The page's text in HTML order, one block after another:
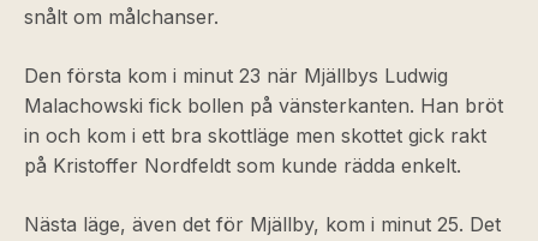
snålt om målchanser.
Den första kom i minut 23 när Mjällbys Ludwig
Malachowski fick bollen på vänsterkanten. Han bröt
in och kom i ett bra skottläge men skottet gick rakt
på Kristoffer Nordfeldt som kunde rädda enkelt.
Nästa läge, även det för Mjällby, kom i minut 25. Det